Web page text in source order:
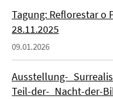
Tagung: Reflorestar o
28.11.2025
09.01.2026
Ausstellung-
Teil-der-_Nacht-der-